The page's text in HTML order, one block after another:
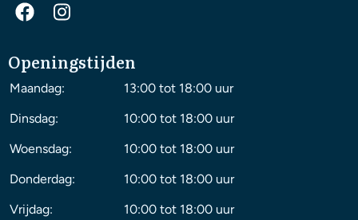
Openingstijden
Maandag:
13:00 tot 18:00 uur
Dinsdag:
10:00 tot 18:00 uur
Woensdag:
10:00 tot 18:00 uur
Donderdag:
10:00 tot 18:00 uur
Vrijdag:
10:00 tot 18:00 uur